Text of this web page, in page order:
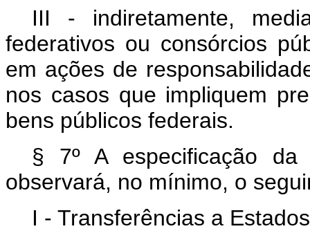
III - indiretamente,
federativos ou consórcios
em ações de
nos casos que impliquem
bens públicos federais.
§ 7º A especificação
observará, no mínimo, o
I - Transferências a